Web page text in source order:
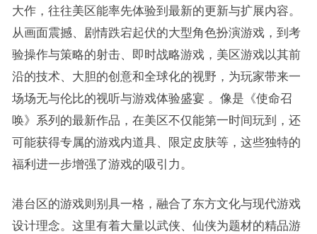
大作，往往美区能率先体验到最新的更新与扩展内容。
从画面震撼、剧情跌宕起伏的大型角色扮演游戏，到考
验操作与策略的射击、即时战略游戏，美区游戏以其前
沿的技术、大胆的创意和全球化的视野，为玩家带来一
场场无与伦比的视听与游戏体验盛宴 。像是《使命召
唤》系列的最新作品，在美区不仅能第一时间玩到，还
可能获得专属的游戏内道具、限定皮肤等，这些独特的
福利进一步增强了游戏的吸引力。​
港台区的游戏则别具一格，融合了东方文化与现代游戏
设计理念。这里有着大量以武侠、仙侠为题材的精品游